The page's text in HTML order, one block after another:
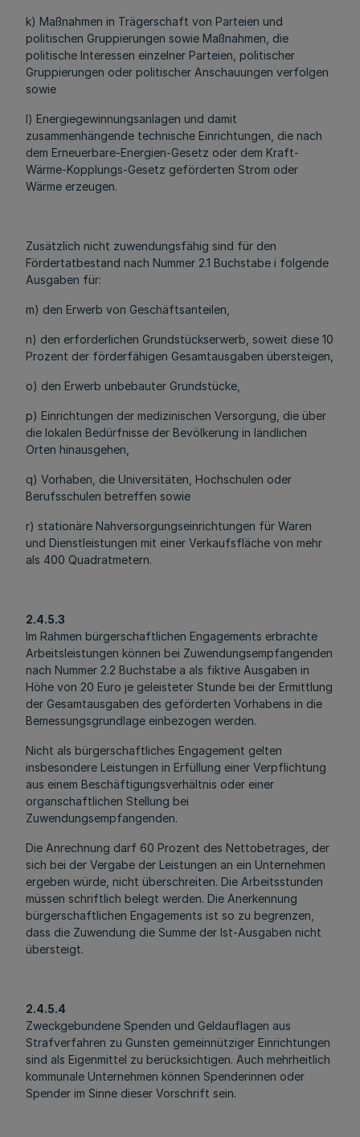
k) Maßnahmen in Trägerschaft von Parteien und
politischen Gruppierungen sowie Maßnahmen, die
politische Interessen einzelner Parteien, politischer
Gruppierungen oder politischer Anschauungen verfolgen
sowie
l) Energiegewinnungsanlagen und damit
zusammenhängende technische Einrichtungen, die nach
dem Erneuerbare-Energien-Gesetz oder dem Kraft-
Wärme-Kopplungs-Gesetz geförderten Strom oder
Wärme erzeugen.
Zusätzlich nicht zuwendungsfähig sind für den
Fördertatbestand nach Nummer 2.1 Buchstabe i folgende
Ausgaben für:
m) den Erwerb von Geschäftsanteilen,
n) den erforderlichen Grundstückserwerb, soweit diese 10
Prozent der förderfähigen Gesamtausgaben übersteigen,
o) den Erwerb unbebauter Grundstücke,
p) Einrichtungen der medizinischen Versorgung, die über
die lokalen Bedürfnisse der Bevölkerung in ländlichen
Orten hinausgehen,
q) Vorhaben, die Universitäten, Hochschulen oder
Berufsschulen betreffen sowie
r) stationäre Nahversorgungseinrichtungen für Waren
und Dienstleistungen mit einer Verkaufsfläche von mehr
als 400 Quadratmetern.
2.4.5.3
Im Rahmen bürgerschaftlichen Engagements erbrachte
Arbeitsleistungen können bei Zuwendungsempfangenden
nach Nummer 2.2 Buchstabe a als fiktive Ausgaben in
Höhe von 20 Euro je geleisteter Stunde bei der Ermittlung
der Gesamtausgaben des geförderten Vorhabens in die
Bemessungsgrundlage einbezogen werden.
Nicht als bürgerschaftliches Engagement gelten
insbesondere Leistungen in Erfüllung einer Verpflichtung
aus einem Beschäftigungsverhältnis oder einer
organschaftlichen Stellung bei
Zuwendungsempfangenden.
Die Anrechnung darf 60 Prozent des Nettobetrages, der
sich bei der Vergabe der Leistungen an ein Unternehmen
ergeben würde, nicht überschreiten. Die Arbeitsstunden
müssen schriftlich belegt werden. Die Anerkennung
bürgerschaftlichen Engagements ist so zu begrenzen,
dass die Zuwendung die Summe der Ist-Ausgaben nicht
übersteigt.
2.4.5.4
Zweckgebundene Spenden und Geldauflagen aus
Strafverfahren zu Gunsten gemeinnütziger Einrichtungen
sind als Eigenmittel zu berücksichtigen. Auch mehrheitlich
kommunale Unternehmen können Spenderinnen oder
Spender im Sinne dieser Vorschrift sein.